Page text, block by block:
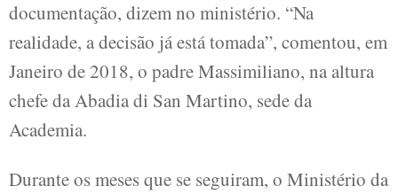
documentação, dizem no ministério. “Na
realidade, a decisão já está tomada”, comentou, em
Janeiro de 2018, o padre Massimiliano, na altura
chefe da Abadia di San Martino, sede da
Academia.
Durante os meses que se seguiram, o Ministério da